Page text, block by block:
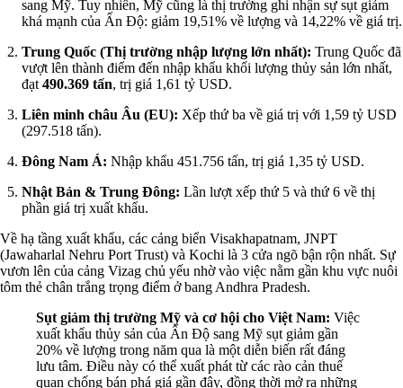
sang Mỹ. Tuy nhiên, Mỹ cũng là thị trường ghi nhận sự sụt giảm
khá mạnh của Ấn Độ: giảm 19,51% về lượng và 14,22% về giá trị.
Trung Quốc (Thị trường nhập lượng lớn nhất): Trung Quốc đã
vượt lên thành điểm đến nhập khẩu khối lượng thủy sản lớn nhất,
đạt 490.369 tấn, trị giá 1,61 tỷ USD.
Liên minh châu Âu (EU): Xếp thứ ba về giá trị với 1,59 tỷ USD
(297.518 tấn).
Đông Nam Á: Nhập khẩu 451.756 tấn, trị giá 1,35 tỷ USD.
Nhật Bản & Trung Đông: Lần lượt xếp thứ 5 và thứ 6 về thị
phần giá trị xuất khẩu.
Về hạ tầng xuất khẩu, các cảng biển Visakhapatnam, JNPT
(Jawaharlal Nehru Port Trust) và Kochi là 3 cửa ngõ bận rộn nhất. Sự
vươn lên của cảng Vizag chủ yếu nhờ vào việc nằm gần khu vực nuôi
tôm thẻ chân trắng trọng điểm ở bang Andhra Pradesh.
Sụt giảm thị trường Mỹ và cơ hội cho Việt Nam: Việc
xuất khẩu thủy sản của Ấn Độ sang Mỹ sụt giảm gần
20% về lượng trong năm qua là một diễn biến rất đáng
lưu tâm. Điều này có thể xuất phát từ các rào cản thuế
quan chống bán phá giá gần đây, đồng thời mở ra những